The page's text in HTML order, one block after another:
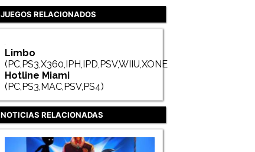
JUEGOS RELACIONADOS
Limbo
(PC,PS3,X360,IPH,IPD,PSV,WIIU,XONE,SWITCH)
Hotline Miami
(PC,PS3,MAC,PSV,PS4)
NOTICIAS RELACIONADAS